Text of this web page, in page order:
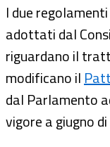
I due
adottati dal
riguardano il
modificano il
dal Parlamento
vigore a giugno